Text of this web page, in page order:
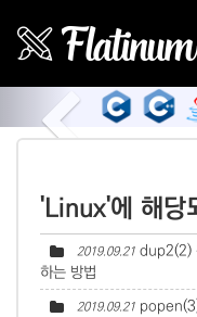
Previous
'Linux'에 해당
2019.09.21 dup2(2)
하는 방법
2019.09.21